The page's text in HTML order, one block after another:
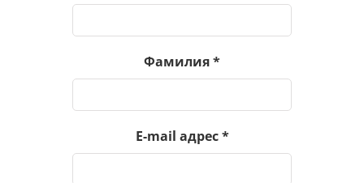
Фамилия*
E-mail адрес*